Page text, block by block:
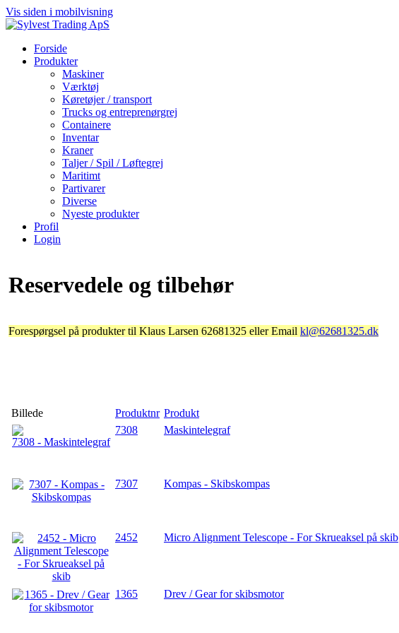
Vis siden i mobilvisning
Forside
Produkter
Maskiner
Værktøj
Køretøjer / transport
Trucks og entreprenørgrej
Containere
Inventar
Kraner
Taljer / Spil / Løftegrej
Maritimt
Partivarer
Diverse
Nyeste produkter
Profil
Login
Reservedele og tilbehør
Forespørgsel på produkter til Klaus Larsen 62681325 eller Email kl@62681325.dk
Billede Produktnr Produkt
7308
Maskintelegraf
7307 Kompas - Skibskompas
2452 Micro Alignment Telescope - For Skrueaksel på skib
1365 Drev / Gear for skibsmotor